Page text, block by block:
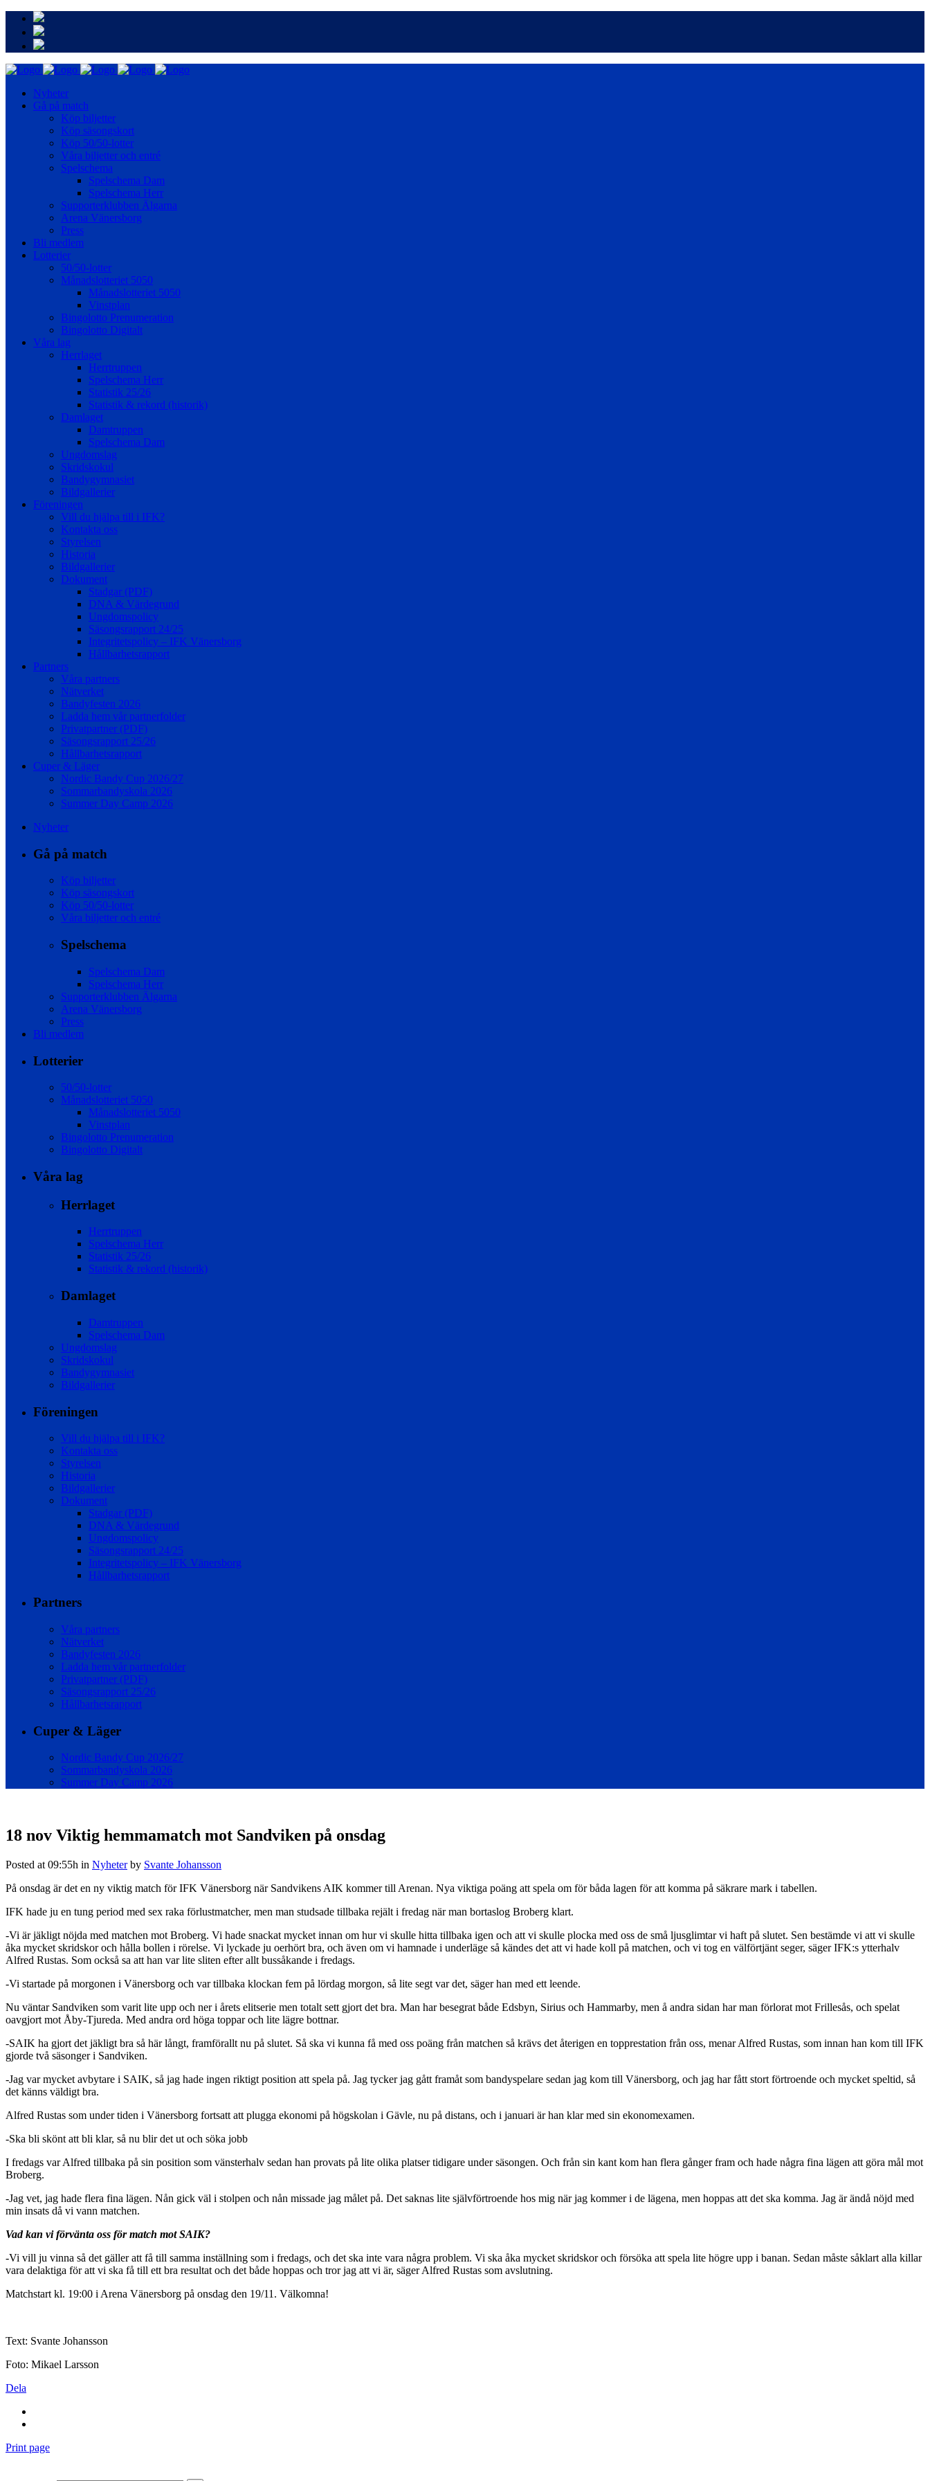
Nyheter
Gå på match
Köp biljetter
Köp säsongskort
Köp 50/50-lotter
Våra biljetter och entré
Spelschema
Spelschema Dam
Spelschema Herr
Supporterklubben Älgarna
Arena Vänersborg
Press
Bli medlem
Lotterier
50/50-lotter
Månadslotteriet 5050
Månadslotteriet 5050
Vinstplan
Bingolotto Prenumeration
Bingolotto Digitalt
Våra lag
Herrlaget
Herrtruppen
Spelschema Herr
Statistik 25/26
Statistik & rekord (historik)
Damlaget
Damtruppen
Spelschema Dam
Ungdomslag
Skridskokul
Bandygymnasiet
Bildgallerier
Föreningen
Vill du hjälpa till i IFK?
Kontakta oss
Styrelsen
Historia
Bildgallerier
Dokument
Stadgar (PDF)
DNA & Värdegrund
Ungdomspolicy
Säsongsrapport 24/25
Integritetspolicy – IFK Vänersborg
Hållbarhetsrapport
Partners
Våra partners
Nätverket
Bandyfesten 2026
Ladda hem vår partnerfolder
Privatpartner (PDF)
Säsongsrapport 25/26
Hållbarhetsrapport
Cuper & Läger
Nordic Bandy Cup 2026/27
Sommarbandyskola 2026
Summer Day Camp 2026
Nyheter
Gå på match
Köp biljetter
Köp säsongskort
Köp 50/50-lotter
Våra biljetter och entré
Spelschema
Spelschema Dam
Spelschema Herr
Supporterklubben Älgarna
Arena Vänersborg
Press
Bli medlem
Lotterier
50/50-lotter
Månadslotteriet 5050
Månadslotteriet 5050
Vinstplan
Bingolotto Prenumeration
Bingolotto Digitalt
Våra lag
Herrlaget
Herrtruppen
Spelschema Herr
Statistik 25/26
Statistik & rekord (historik)
Damlaget
Damtruppen
Spelschema Dam
Ungdomslag
Skridskokul
Bandygymnasiet
Bildgallerier
Föreningen
Vill du hjälpa till i IFK?
Kontakta oss
Styrelsen
Historia
Bildgallerier
Dokument
Stadgar (PDF)
DNA & Värdegrund
Ungdomspolicy
Säsongsrapport 24/25
Integritetspolicy – IFK Vänersborg
Hållbarhetsrapport
Partners
Våra partners
Nätverket
Bandyfesten 2026
Ladda hem vår partnerfolder
Privatpartner (PDF)
Säsongsrapport 25/26
Hållbarhetsrapport
Cuper & Läger
Nordic Bandy Cup 2026/27
Sommarbandyskola 2026
Summer Day Camp 2026
18 nov Viktig hemmamatch mot Sandviken på onsdag
Posted at 09:55h in Nyheter by Svante Johansson
På onsdag är det en ny viktig match för IFK Vänersborg när Sandvikens AIK kommer till Arenan. Nya viktiga poäng att spela om för båda lagen för att komma på säkrare mark i tabellen.
IFK hade ju en tung period med sex raka förlustmatcher, men man studsade tillbaka rejält i fredag när man bortaslog Broberg klart.
-Vi är jäkligt nöjda med matchen mot Broberg. Vi hade snackat mycket innan om hur vi skulle hitta tillbaka igen och att vi skulle plocka med oss de små ljusglimtar vi haft på slutet. Sen bestämde vi att vi skulle
åka mycket skridskor och hålla bollen i rörelse. Vi lyckade ju oerhört bra, och även om vi hamnade i underläge så kändes det att vi hade koll på matchen, och vi tog en välförtjänt seger, säger IFK:s ytterhalv
Alfred Rustas. Som också sa att han var lite sliten efter allt bussåkande i fredags.
-Vi startade på morgonen i Vänersborg och var tillbaka klockan fem på lördag morgon, så lite segt var det, säger han med ett leende.
Nu väntar Sandviken som varit lite upp och ner i årets elitserie men totalt sett gjort det bra. Man har besegrat både Edsbyn, Sirius och Hammarby, men å andra sidan har man förlorat mot Frillesås, och spelat
oavgjort mot Åby-Tjureda. Med andra ord höga toppar och lite lägre bottnar.
-SAIK ha gjort det jäkligt bra så här långt, framförallt nu på slutet. Så ska vi kunna få med oss poäng från matchen så krävs det återigen en topprestation från oss, menar Alfred Rustas, som innan han kom till IFK
gjorde två säsonger i Sandviken.
-Jag var mycket avbytare i SAIK, så jag hade ingen riktigt position att spela på. Jag tycker jag gått framåt som bandyspelare sedan jag kom till Vänersborg, och jag har fått stort förtroende och mycket speltid, så
det känns väldigt bra.
Alfred Rustas som under tiden i Vänersborg fortsatt att plugga ekonomi på högskolan i Gävle, nu på distans, och i januari är han klar med sin ekonomexamen.
-Ska bli skönt att bli klar, så nu blir det ut och söka jobb
I fredags var Alfred tillbaka på sin position som vänsterhalv sedan han provats på lite olika platser tidigare under säsongen. Och från sin kant kom han flera gånger fram och hade några fina lägen att göra mål mot
Broberg.
-Jag vet, jag hade flera fina lägen. Nån gick väl i stolpen och nån missade jag målet på. Det saknas lite självförtroende hos mig när jag kommer i de lägena, men hoppas att det ska komma. Jag är ändå nöjd med
min insats då vi vann matchen.
Vad kan vi förvänta oss för match mot SAIK?
-Vi vill ju vinna så det gäller att få till samma inställning som i fredags, och det ska inte vara några problem. Vi ska åka mycket skridskor och försöka att spela lite högre upp i banan. Sedan måste såklart alla killar
vara delaktiga för att vi ska få till ett bra resultat och det både hoppas och tror jag att vi är, säger Alfred Rustas som avslutning.
Matchstart kl. 19:00 i Arena Vänersborg på onsdag den 19/11. Välkomna!
Text: Svante Johansson
Foto: Mikael Larsson
Dela
Print page